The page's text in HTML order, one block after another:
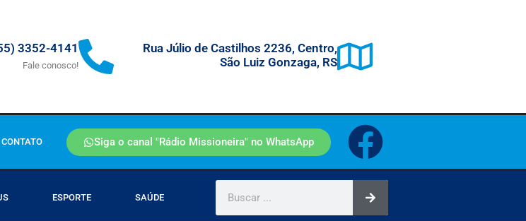
3352-4141
Fale conosco!
Rua Júlio de Castilhos 2236, Centro,
São Luiz Gonzaga, RS
CONTATO Siga o canal "Rádio Missioneira" no WhatsApp
ESPORTE SAÚDE